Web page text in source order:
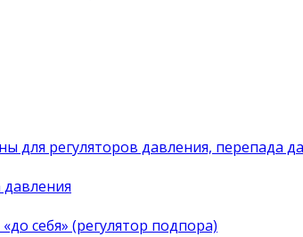
для регуляторов давления, перепада
себя» (регулятор подпора)